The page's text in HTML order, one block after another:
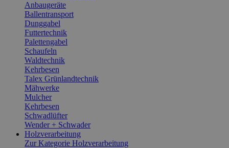
Anbaugeräte
Ballentransport
Dunggabel
Futtertechnik
Palettengabel
Schaufeln
Waldtechnik
Kehrbesen
Talex Grünlandtechnik
Mähwerke
Mulcher
Kehrbesen
Schwadlüfter
Wender + Schwader
Holzverarbeitung
Zur Kategorie Holzverarbeitung